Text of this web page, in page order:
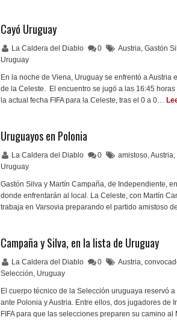
Cayó Uruguay
La Caldera del Diablo 0 Austria, Gastón
Uruguay
En la noche de Viena, Uruguay se enfrentó a Austria
de la Celeste. El encuentro se jugó a las 16:45
la actual fecha FIFA para la Celeste, tras el 0 a 0…
Uruguayos en Polonia
La Caldera del Diablo 0 amistoso,Austria,
Uruguay
Gastón Silva y Martín Campaña, de Independiente,
donde enfrentarán al local. La Celeste, con Martín
trabaja en Varsovia preparando el partido amistoso
Campaña y Silva, en la lista de Uruguay
La Caldera del Diablo 0 Austria,
Selección, Uruguay
El cuerpo técnico de la Selección uruguaya reservó
ante Polonia y Austria. Entre ellos, dos jugadores
FIFA para que las selecciones preparen su camino al